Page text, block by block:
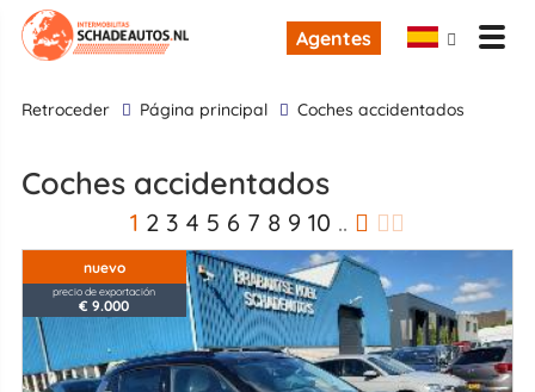
Agentes
retroceder Página principal Coches accidentados
Coches accidentados
1 2 3 4 5 6 7 8 9 10 ..
nuevo
precio de exportación
€ 9.000